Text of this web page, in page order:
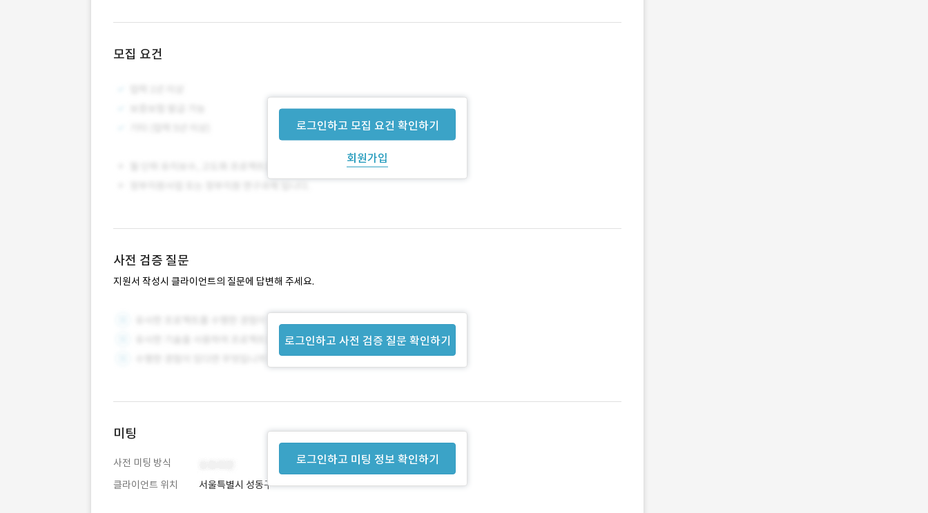
모집 요건
로그인하고 모집 요건 확인하기
회원가입
사전 검증 질문
지원서 작성시 클라이언트의 질문에 답변해 주세요.
로그인하고 사전 검증 질문 확인하기
로그인하고 미팅 정보 확인하기
미팅
사전 미팅 방식
클라이언트 위치
서울특별시 성동구